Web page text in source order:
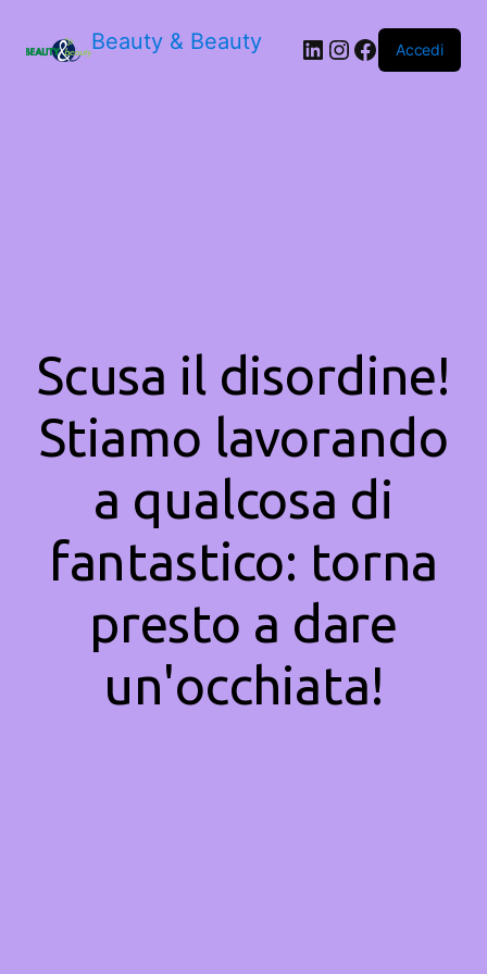
Beauty & Beauty LinkedIn
Instagram
Facebook
Accedi
Scusa il disordine!
Stiamo lavorando
a qualcosa di
fantastico: torna
presto a dare
un'occhiata!